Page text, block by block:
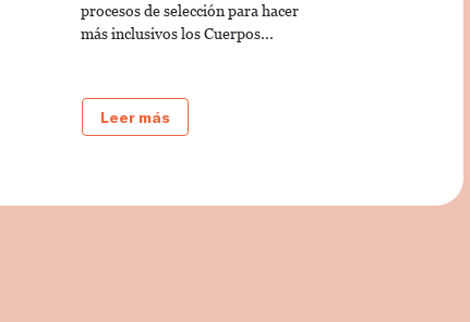
procesos de selección para hacer
más inclusivos los Cuerpos...
Leer más